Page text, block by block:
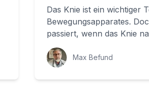
Das Knie ist ein wichtiger
Bewegungsapparates.
passiert, wenn das Knie
langen Tag oder einem
weht und sc...
Max Befund